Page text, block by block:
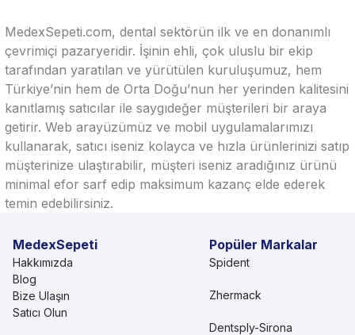
MedexSepeti.com, dental sektörün ilk ve en donanımlı
çevrimiçi pazaryeridir. İşinin ehli, çok uluslu bir ekip
tarafından yaratılan ve yürütülen kuruluşumuz, hem
Türkiye’nin hem de Orta Doğu’nun her yerinden kalitesini
kanıtlamış satıcılar ile saygıdeğer müşterileri bir araya
getirir. Web arayüzümüz ve mobil uygulamalarımızı
kullanarak, satıcı iseniz kolayca ve hızla ürünlerinizi satıp
müşterinize ulaştırabilir, müşteri iseniz aradığınız ürünü
minimal efor sarf edip maksimum kazanç elde ederek
temin edebilirsiniz.
MedexSepeti
Hakkımızda
Blog
Bize Ulaşın
Satıcı Olun
Popüler Markalar
Spident
Zhermack
Dentsply-Sirona